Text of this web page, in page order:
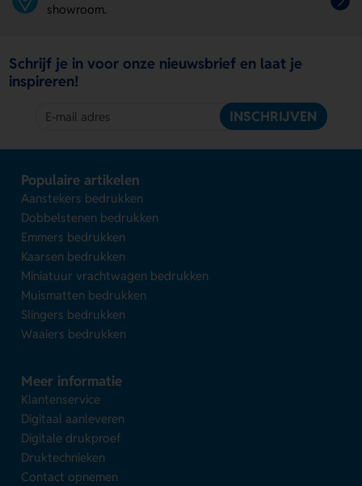
showroom.
Schrijf je in voor onze nieuwsbrief en laat je
inspireren!
INSCHRIJVEN
Populaire artikelen
Aanstekers bedrukken
Dobbelstenen bedrukken
Emmers bedrukken
Kaarsen bedrukken
Miniatuur vrachtwagen bedrukken
Muismatten bedrukken
Slingers bedrukken
Waaiers bedrukken
Meer informatie
Klantenservice
Digitaal aanleveren
Digitale drukproef
Druktechnieken
Contact opnemen